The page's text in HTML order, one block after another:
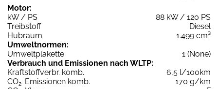
Motor:
kW / PS
88 kW / 120 PS
Treibstoff
Diesel
Hubraum
1.499 cm³
Umweltnormen:
Umweltplakette
1 (None)
Verbrauch und Emissionen nach WLTP:
Kraftstoffverbr. komb.
6,5 l/100km
CO2-Emissionen komb.
170 g/km